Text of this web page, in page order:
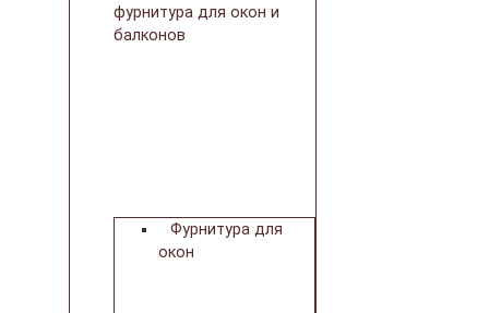
фурнитура для окон и
балконов
Фурнитура для
окон